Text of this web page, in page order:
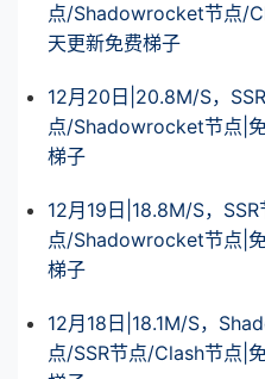
点/Shadowrocket节点/
天更新免费梯子
12月20日|20.8M/S，
点/Shadowrocket节点|
梯子
12月19日|18.8M/S，
点/Shadowrocket节点|
梯子
12月18日|18.1M/S，
点/SSR节点/Clash节点|